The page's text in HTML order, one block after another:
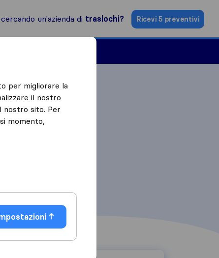
un'azienda di traslochi? Ricevi 5 preventivi
per migliorare la
il nostro
nostro sito. Per
momento,